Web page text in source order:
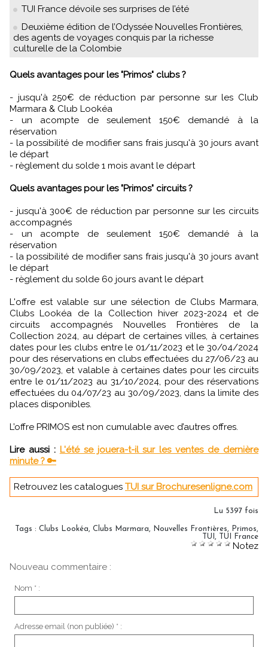
TUI France dévoile ses surprises de l’été
Deuxième édition de l’Odyssée Nouvelles Frontières,
des agents de voyages conquis par la richesse
culturelle de la Colombie
Quels avantages pour les "Primos" clubs ?
- jusqu'à 250€ de réduction par personne sur les Club
Marmara & Club Lookéa
- un acompte de seulement 150€ demandé à la
réservation
- la possibilité de modifier sans frais jusqu'à 30 jours avant
le départ
- règlement du solde 1 mois avant le départ
Quels avantages pour les "Primos" circuits ?
- jusqu'à 300€ de réduction par personne sur les circuits
accompagnés
- un acompte de seulement 150€ demandé à la
réservation
- la possibilité de modifier sans frais jusqu'à 30 jours avant
le départ
- règlement du solde 60 jours avant le départ
L'offre est valable sur une sélection de Clubs Marmara,
Clubs Lookéa de la Collection hiver 2023-2024 et de
circuits accompagnés Nouvelles Frontières de la
Collection 2024, au départ de certaines villes, à certaines
dates pour les clubs entre le 01/11/2023 et le 30/04/2024
pour des réservations en clubs effectuées du 27/06/23 au
30/09/2023, et valable à certaines dates pour les circuits
entre le 01/11/2023 au 31/10/2024, pour des réservations
effectuées du 04/07/23 au 30/09/2023, dans la limite des
places disponibles.
L’offre PRIMOS est non cumulable avec d’autres offres.
Lire aussi : L'été se jouera-t-il sur les ventes de dernière
minute ? 🔑
Retrouvez les catalogues TUI sur Brochuresenligne.com
Lu 5397 fois
Tags : Clubs Lookéa, Clubs Marmara, Nouvelles Frontières, Primos,
TUI , TUI France
Notez
Nouveau commentaire :
Nom * :
Adresse email (non publiée) * :